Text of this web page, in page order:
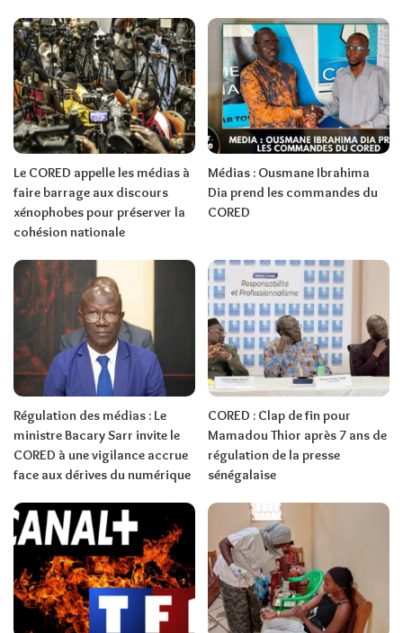
Le CORED appelle les médias à
faire barrage aux discours
xénophobes pour préserver la
cohésion nationale
Médias : Ousmane Ibrahima
Dia prend les commandes du
CORED
Régulation des médias : Le
ministre Bacary Sarr invite le
CORED à une vigilance accrue
face aux dérives du numérique
CORED : Clap de fin pour
Mamadou Thior après 7 ans de
régulation de la presse
sénégalaise